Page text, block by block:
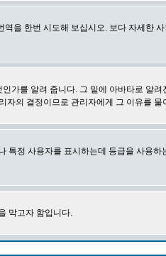
을 한번 시도해 보십시오. 보다 자세한
가를 알려 줍니다. 그 밑에 아바타로 알려
자의 결정이므로 관리자에게 그 이유를 물
특정 사용자를 표시하는데 등급을 사용하
막고자 함입니다.